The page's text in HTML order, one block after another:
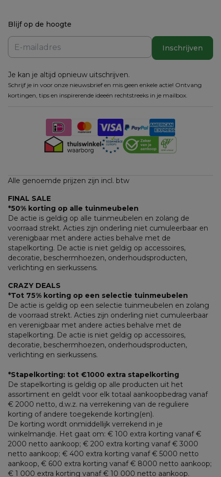
Blijf op de hoogte
Inschrijven
Je kan je altijd opnieuw uitschrijven.
Schrijf je in voor onze nieuwsbrief en mis geen enkele actie! Ontvang
kortingen, tips en inspirerende ideeën rechtstreeks in je mailbox.
Alle genoemde prijzen zijn incl. btw
FINAL SALE
*50% korting op alle tuinmeubelen
De actie is geldig op alle tuinmeubelen en zolang de
voorraad strekt. Acties zijn onderling niet cumuleerbaar en
verenigbaar met andere acties behalve met de
stapelkorting. De actie is niet geldig op accessoires,
decoratie, beschermhoezen, onderhoudsproducten,
verlichting en sierkussens.
CRAZY DEALS
*Tot 75% korting op een selectie tuinmeubelen
De actie is geldig op een selectie tuinmeubelen en zolang
de voorraad strekt. Acties zijn onderling niet cumuleerbaar
en verenigbaar met andere acties behalve met de
stapelkorting. De actie is niet geldig op accessoires,
decoratie, beschermhoezen, onderhoudsproducten,
verlichting en sierkussens.
*Stapelkorting: tot €1000 extra stapelkorting
De stapelkorting is geldig op alle producten uit het
assortiment en geldt voor elk totaal aankoopbedrag vanaf
€ 2000 netto, d.w.z. na verrekening van de reguliere
korting of andere toegekende korting(en).
De korting wordt onmiddellijk verrekend in je
winkelmandje. Het gaat om: € 100 extra korting vanaf €
2000 netto aankoop; € 200 extra korting vanaf € 3000
netto aankoop; € 400 extra korting vanaf € 5000 netto
€ 1 000 extra korting vanaf € 10 000 netto aankoop.